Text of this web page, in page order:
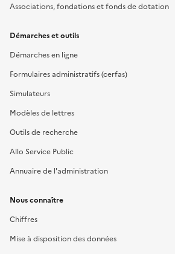
Associations, fondations et fonds de dotation
Démarches et outils
Démarches en ligne
Formulaires administratifs (cerfas)
Simulateurs
Modèles de lettres
Outils de recherche
Allo Service Public
Annuaire de l'administration
Nous connaître
Chiffres
Mise à disposition des données